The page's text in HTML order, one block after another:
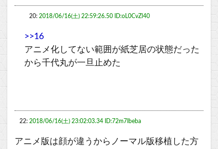
20: 2018/06/16(土) 22:59:26.50 ID:oL0CvZl40
>>16
アニメ化してない範囲が紙芝居の状態だった
から千代丸が一旦止めた
22: 2018/06/16(土) 23:02:03.34 ID:72m7Ibeba
アニメ版は顔が違うからノーマル版移植した方